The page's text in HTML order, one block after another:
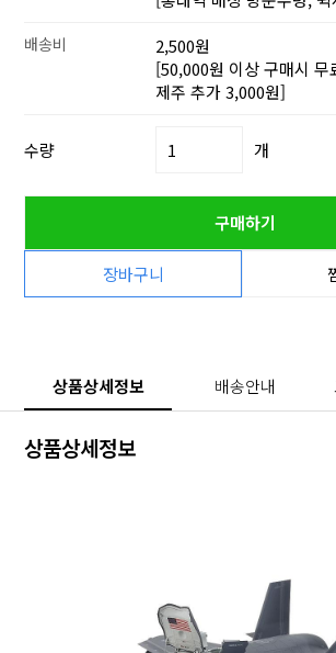
배송비
2,500원
[50,000원 이상 구매시 무
제주 추가 3,000원]
수량 개
구매하기
장바구니
상품상세정보 배송안내
상품상세정보